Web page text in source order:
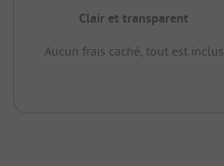
Clair et transparent
Aucun frais caché, tout est inclus